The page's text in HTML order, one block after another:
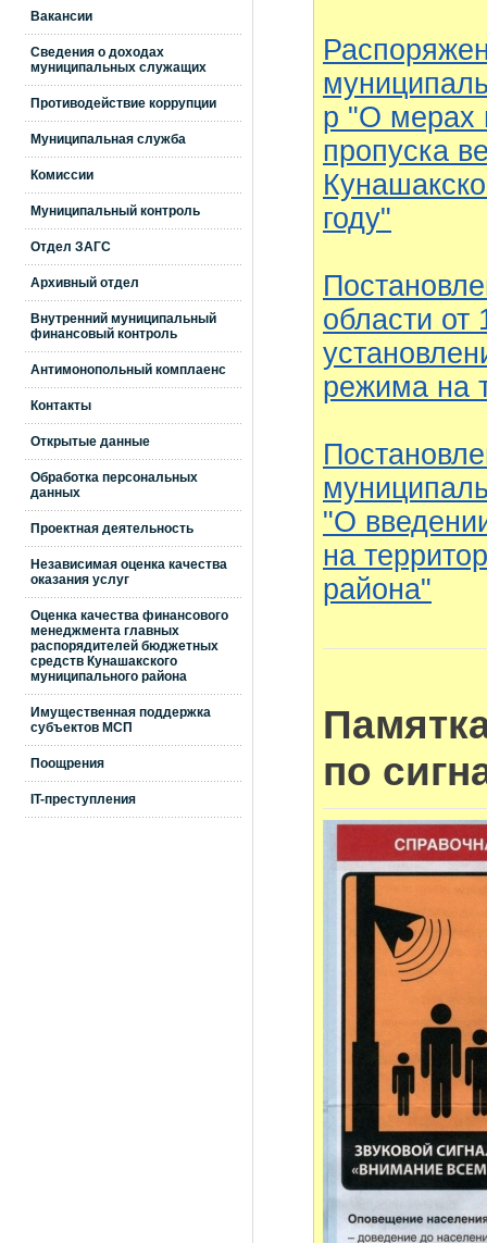
Вакансии
Сведения о доходах
муниципальных служащих
Противодействие коррупции
Муниципальная служба
Комиссии
Муниципальный контроль
Отдел ЗАГС
Архивный отдел
Внутренний муниципальный
финансовый контроль
Антимонопольный комплаенс
Контакты
Открытые данные
Обработка персональных
данных
Проектная деятельность
Независимая оценка качества
оказания услуг
Оценка качества финансового
менеджмента главных
распорядителей бюджетных
средств Кунашакского
муниципального района
Имущественная поддержка
субъектов МСП
Поощрения
IT-преступления
р "О мерах
пропуска
году"
области
режима на
"О
на
района"
по